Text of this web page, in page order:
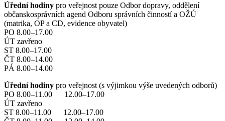
Úřední hodiny pro veřejnost pouze Odbor dopravy, oddělení
občanskosprávních agend Odboru správních činností a OŽÚ
(matrika, OP a CD, evidence obyvatel)
PO 8.00–17.00
ÚT zavřeno
ST 8.00–17.00
ČT 8.00–14.00
PÁ 8.00–14.00
Úřední hodiny pro veřejnost (s výjimkou výše uvedených odborů)
PO 8.00–11.00 12.00–17.00
ÚT zavřeno
ST 8.00–11.00 12.00–17.00